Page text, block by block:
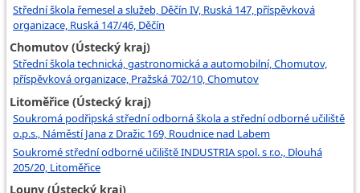
Střední škola řemesel a služeb, Děčín IV, Ruská 147, příspěvková
organizace, Ruská 147/46, Děčín
Chomutov (Ústecký kraj)
Střední škola technická, gastronomická a automobilní, Chomutov,
příspěvková organizace, Pražská 702/10, Chomutov
Litoměřice (Ústecký kraj)
Soukromá podřipská střední odborná škola a střední odborné učiliště
o.p.s., Náměstí Jana z Dražic 169, Roudnice nad Labem
Soukromé střední odborné učiliště INDUSTRIA spol. s r.o., Dlouhá
205/20, Litoměřice
Louny (Ústecký kraj)